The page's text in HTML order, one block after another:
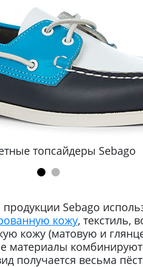
топсайдеры Sebago
Sebago
кожу, текстиль,
кожу (матовую и
материалы
получается весьма